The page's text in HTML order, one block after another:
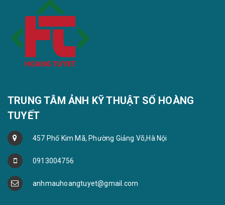
TRUNG TÂM ẢNH KỸ THUẬT SỐ HOÀNG
TUYẾT
457 Phố Kim Mã, Phường Giảng Võ,Hà Nội
0913004756
anhmauhoangtuyet@gmail.com